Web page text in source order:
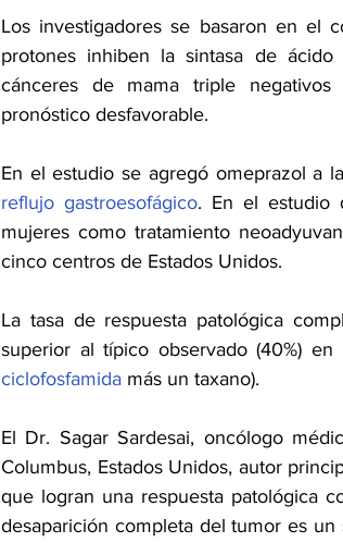
Los investigadores se basaron en el
protones inhiben la sintasa de
cánceres de mama triple
pronóstico desfavorable.
reflujo gastroesofágico. En el estudio
mujeres como tratamiento
cinco centros de Estados Unidos.
La tasa de respuesta patológica
ciclofosfamida más un taxano).
El Dr. Sagar Sardesai, oncólogo
Columbus, Estados Unidos, autor
que logran una respuesta patológica
desaparición completa del tumor es